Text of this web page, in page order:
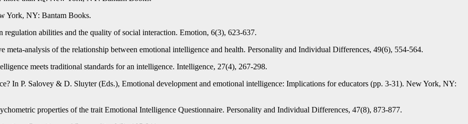
York, NY: Bantam Books.
abilities and the quality of social interaction. Emotion, 6(3), 623-637.
analysis of the relationship between emotional intelligence and health. Personality and Individual Differences, 49(6), 554-564.
meets traditional standards for an intelligence. Intelligence, 27(4), 267-298.
In P. Salovey & D. Sluyter (Eds.), Emotional development and emotional intelligence: Implications for educators (pp. 3-31). New York, NY:
properties of the trait Emotional Intelligence Questionnaire. Personality and Individual Differences, 47(8), 873-877.